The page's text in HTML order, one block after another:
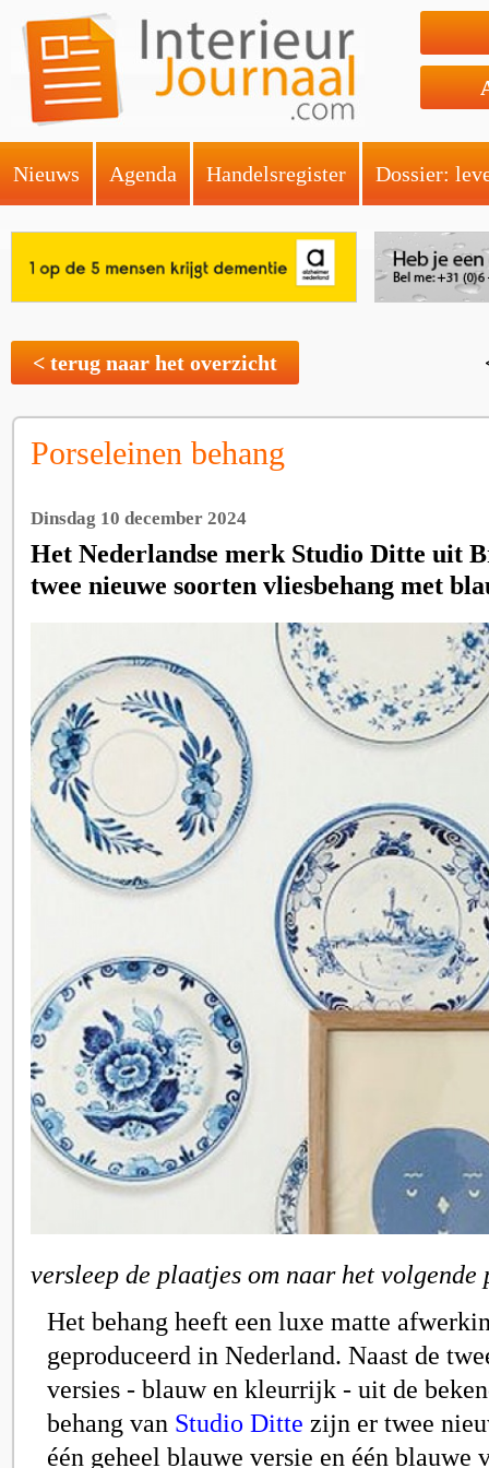
Nieuws Agenda Handelsregister Dossier:
< terug naar het overzicht
Porseleinen behang
Dinsdag 10 december 2024
Het Nederlandse merk Studio Ditte uit
twee nieuwe soorten vliesbehang met
versleep de plaatjes om naar het
Het behang heeft een luxe matte
geproduceerd in Nederland. Naast de
versies - blauw en kleurrijk - uit de
behang van Studio Ditte zijn er twee
één geheel blauwe versie en één blauwe